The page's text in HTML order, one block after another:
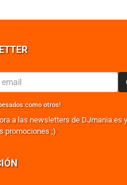
como otros!
a las newsletters de DJmania.es
promociones ;)